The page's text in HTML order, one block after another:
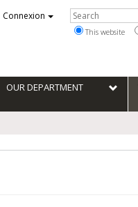
Connexion Rechercher
This website
OUR DEPARTMENT